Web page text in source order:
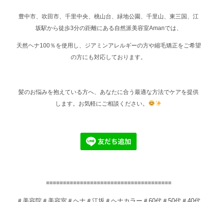
豊中市、吹田市、千里中央、桃山台、緑地公園、千里山、東三国、江
坂駅から徒歩3分の距離にある自然派美容室Amanでは、
天然ヘナ100％を使用し、ジアミンアレルギーの方や縮毛矯正をご希望
の方にも対応しております。
髪のお悩みを抱えている方へ、あなたに合う最適な方法でケアを提供
します。お気軽にご相談ください。
≡≡≡≡≡≡≡≡≡≡≡≡≡≡≡≡≡≡≡≡≡≡≡≡≡≡≡≡≡≡≡≡≡≡≡≡≡